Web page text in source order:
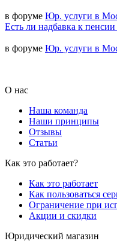
в форуме Юр. услуги в
Есть ли надбавка к пенсии
в форуме Юр. услуги в
О нас
Наша команда
Наши принципы
Отзывы
Статьи
Как это работает?
Как это работает
Как пользоваться
Ограничение при
Акции и скидки
Юридический магазин